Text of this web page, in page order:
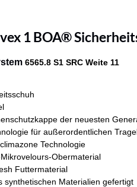
1 BOA®
6565.8 S1 SRC Weite 11
der neuesten
für außerordentlichen
Technologie
Obermaterial
Futtermaterial
synthetischen Materialien gefertigt